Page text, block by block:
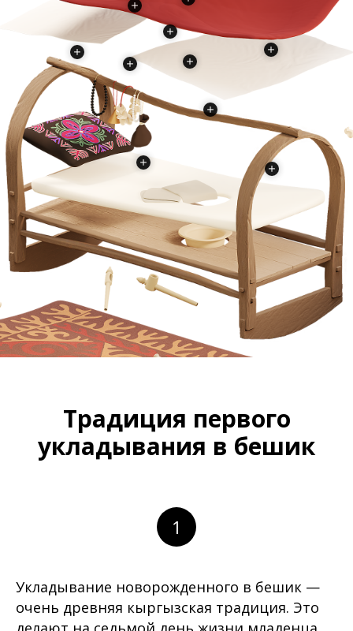
Традиция первого
укладывания в бешик
1
Укладывание новорожденного в бешик —
очень древняя кыргызская традиция. Это